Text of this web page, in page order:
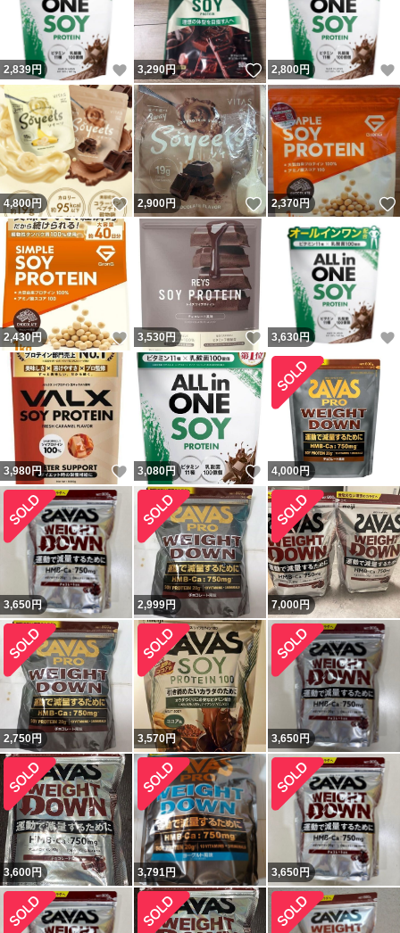
2,839円 いいね！
3,290円 いいね！
2,800円
4,800円 いいね！
2,900円 いいね！
2,370円
2,430円 いいね！
3,530円 いいね！
3,630円
3,980円 いいね！
3,080円 いいね！
4,000円
3,650円 2,999円 7,000円
2,750円 3,570円 3,650円
3,600円 3,791円 3,650円